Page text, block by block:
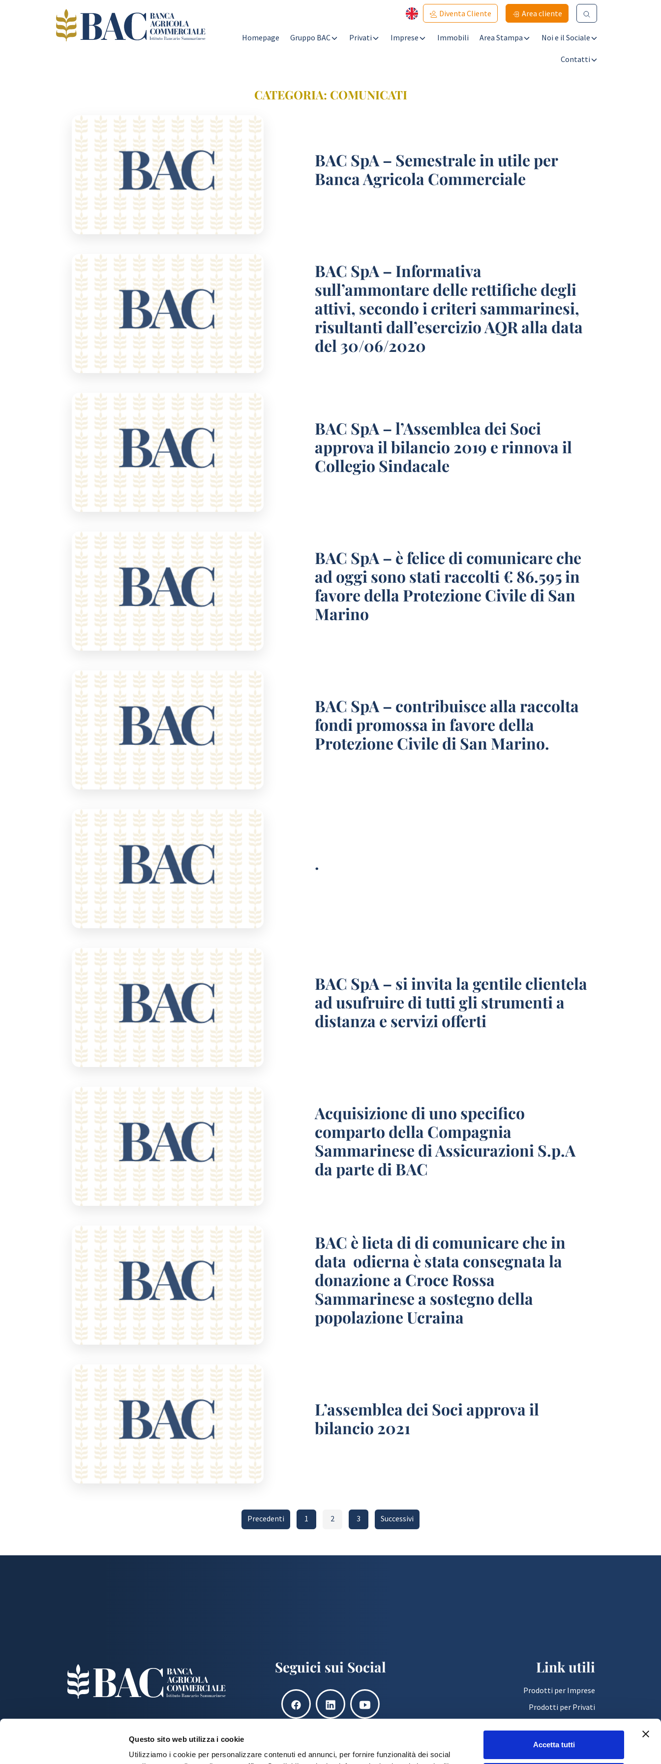
Questo sito web utilizza i cookie
Utilizziamo i cookie per personalizzare contenuti ed annunci, per fornire funzionalità dei social
Accetta tutti
Diventa Cliente Area cliente
Homepage Gruppo BAC Privati Imprese Immobili Area Stampa Noi e il Sociale
Contatti
CATEGORIA: COMUNICATI
BAC SpA – Semestrale in utile per
Banca Agricola Commerciale
BAC SpA – Informativa
sull’ammontare delle rettifiche degli
attivi, secondo i criteri sammarinesi,
risultanti dall’esercizio AQR alla data
del 30/06/2020
BAC SpA – l’Assemblea dei Soci
approva il bilancio 2019 e rinnova il
Collegio Sindacale
BAC SpA – è felice di comunicare che
ad oggi sono stati raccolti € 86.595 in
favore della Protezione Civile di San
Marino
BAC SpA – contribuisce alla raccolta
fondi promossa in favore della
Protezione Civile di San Marino.
.
BAC SpA – si invita la gentile clientela
ad usufruire di tutti gli strumenti a
distanza e servizi offerti
Acquisizione di uno specifico
comparto della Compagnia
Sammarinese di Assicurazioni S.p.A
da parte di BAC
BAC è lieta di di comunicare che in
data odierna è stata consegnata la
donazione a Croce Rossa
Sammarinese a sostegno della
popolazione Ucraina
L’assemblea dei Soci approva il
bilancio 2021
Paginazione
degli
articoli
Precedenti 1 2 3 Successivi
Seguici sui Social
Istituto Bancario Sammarinese S.p.A.
Link utili
Prodotti per Imprese
Prodotti per Privati